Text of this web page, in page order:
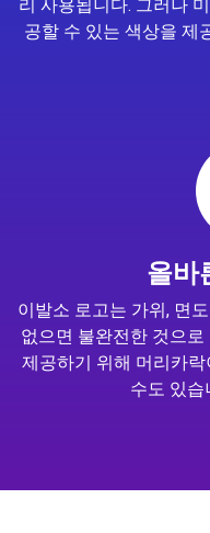
리 사용됩니다. 그러나
공할 수 있는 색상을 제
올바
이발소 로고는 가위, 면
없으면 불완전한 것으
제공하기 위해 머리카
수도 있습